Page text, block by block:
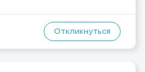
Откликнуться